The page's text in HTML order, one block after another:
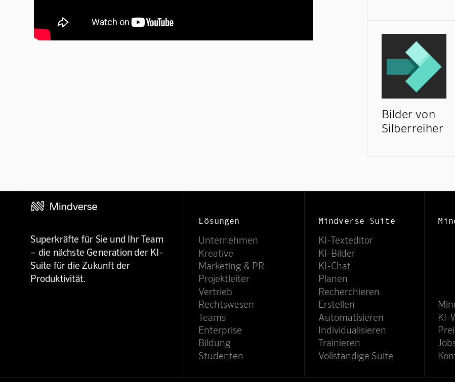
Bilder von
Silberreiher
Superkräfte für Sie und Ihr Team
– die nächste Generation der KI-
Suite für die Zukunft der
Produktivität.
Lösungen
Unternehmen
Kreative
Marketing & PR
Projektleiter
Vertrieb
Rechtswesen
Teams
Enterprise
Bildung
Studenten
Mindverse Suite
KI-Texteditor
KI-Bilder
KI-Chat
Planen
Recherchieren
Erstellen
Automatisieren
Individualisieren
Trainieren
Vollständige Suite
KI-